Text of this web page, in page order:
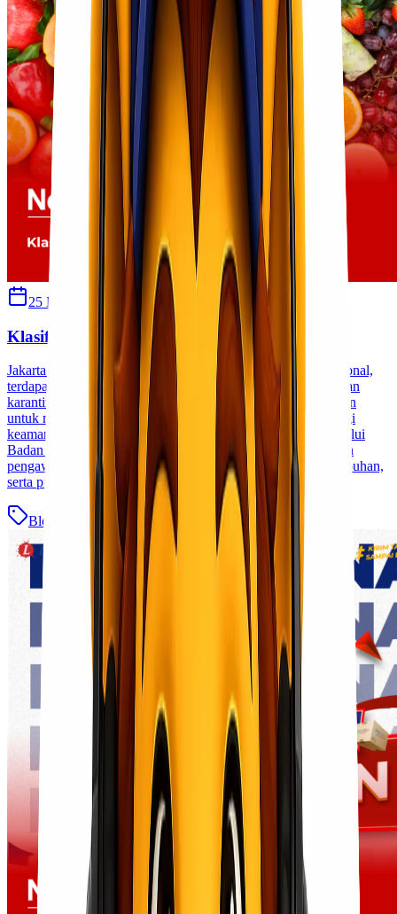
25 Mei 2026 Sherly
Klasifikasi Barang yang Wajib Karantina
Jakarta Dalam proses pengiriman domestik maupun internasional,
terdapat beberapa jenis barang yang wajib melalui pemeriksaan
karantina sebelum dapat didistribusikan. Regulasi ini bertujuan
untuk mencegah penyebaran hama, penyakit, serta melindungi
keamanan pangan dan sumber daya hayati di Indonesia. Melalui
Badan Karantina Indonesia (Barantin), pemerintah melakukan
pengawasan terhadap lalu lintas komoditas hewan, ikan, tumbuhan,
serta produk [&hellip;]
Blog Baca Selengkapnya